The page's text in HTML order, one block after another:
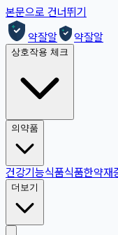
본문으로 건너뛰기
약잘알
약잘알
상호작용 체크
의약품
건강기능식품식품한약재
더보기